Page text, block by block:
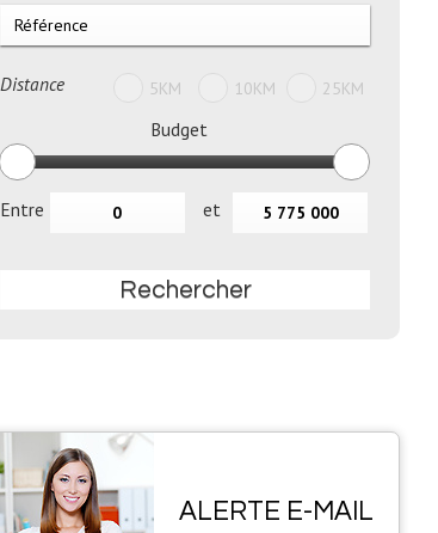
Distance 5KM 10KM 25KM
Budget
Entre et
Rechercher
ALERTE E-MAIL